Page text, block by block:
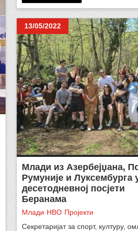
13/05/2022
Млади из Азербејџана,
Румуније и Луксембурга
десетодневној посјети
Беранама
Млади НВО Пројекти
Секретаријат за спорт, културу,